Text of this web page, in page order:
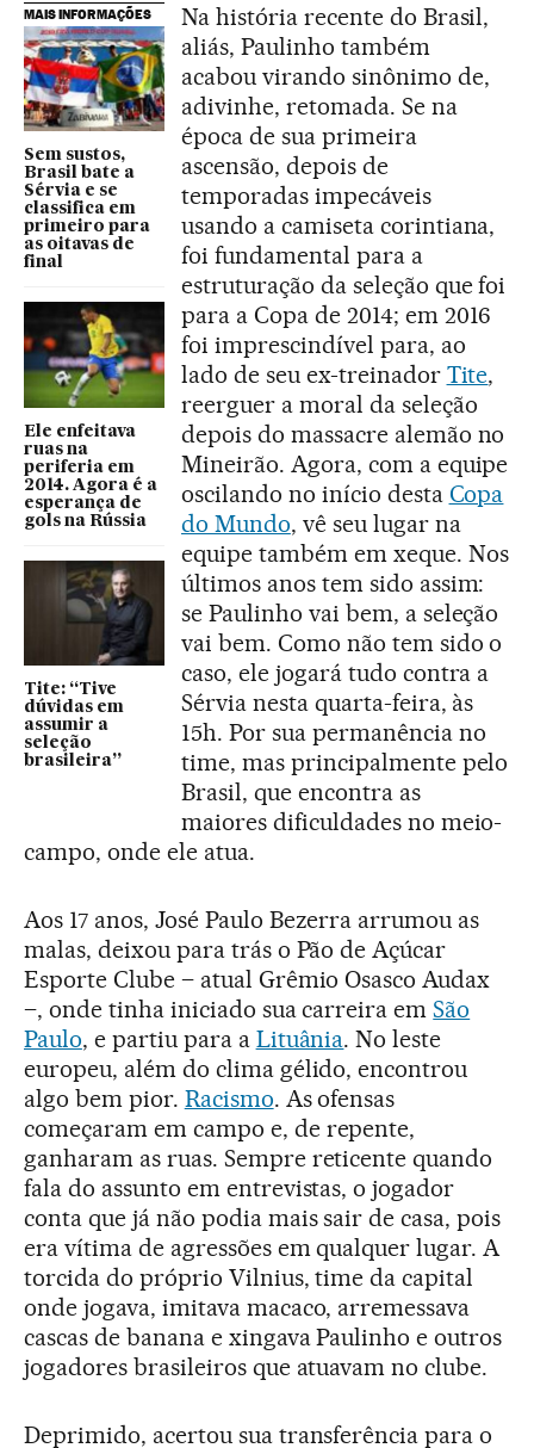
MAIS INFORMAÇÕES
Sem sustos,
Brasil bate a
Sérvia e se
classifica em
primeiro para
as oitavas de
final
Ele enfeitava
ruas na
periferia em
2014. Agora é a
esperança de
gols na Rússia
Tite: “Tive
dúvidas em
assumir a
seleção
brasileira”
Na história recente do Brasil,
aliás, Paulinho também
acabou virando sinônimo de,
adivinhe, retomada. Se na
época de sua primeira
ascensão, depois de
temporadas impecáveis
usando a camiseta corintiana,
foi fundamental para a
estruturação da seleção que foi
para a Copa de 2014; em 2016
foi imprescindível para, ao
lado de seu ex-treinador Tite,
reerguer a moral da seleção
depois do massacre alemão no
Mineirão. Agora, com a equipe
oscilando no início desta Copa
do Mundo, vê seu lugar na
equipe também em xeque. Nos
últimos anos tem sido assim:
se Paulinho vai bem, a seleção
vai bem. Como não tem sido o
caso, ele jogará tudo contra a
Sérvia nesta quarta-feira, às
15h. Por sua permanência no
time, mas principalmente pelo
Brasil, que encontra as
maiores dificuldades no meio-
campo, onde ele atua.
Aos 17 anos, José Paulo Bezerra arrumou as
malas, deixou para trás o Pão de Açúcar
Esporte Clube – atual Grêmio Osasco Audax
–, onde tinha iniciado sua carreira emSão
Paulo, e partiu para a Lituânia. No leste
europeu, além do clima gélido, encontrou
algo bem pior. Racismo. As ofensas
começaram em campo e, de repente,
ganharam as ruas. Sempre reticente quando
fala do assunto em entrevistas, o jogador
conta que já não podia mais sair de casa, pois
era vítima de agressões em qualquer lugar. A
torcida do próprio Vilnius, time da capital
onde jogava, imitava macaco, arremessava
cascas de banana e xingava Paulinho e outros
jogadores brasileiros que atuavam no clube.
Deprimido, acertou sua transferência para o